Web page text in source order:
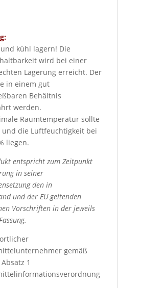
kühl lagern! Die
wird bei einer
Lagerung erreicht. Der
in einem gut
Behältnis
werden.
Raumtemperatur sollte
und die Luftfeuchtigkeit bei
liegen.
entspricht zum Zeitpunkt
in seiner
den in
und der EU geltenden
Vorschriften in der jeweils
gemäß
1